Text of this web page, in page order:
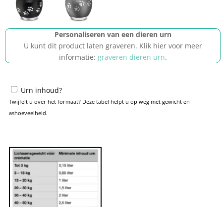
Personaliseren van een dieren urn
U kunt dit product laten graveren. Klik hier voor meer
informatie: graveren dieren urn.
Urn inhoud?
Twijfelt u over het formaat? Deze tabel helpt u op weg met gewicht en
ashoeveelheid.